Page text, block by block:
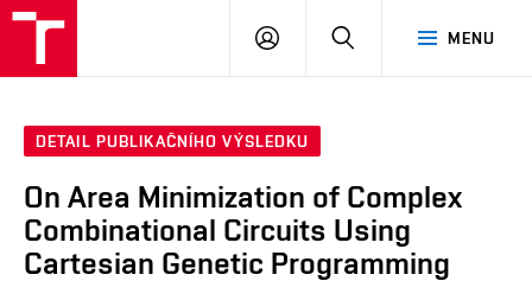
MENU
PŘIHLÁSIT
DETAIL PUBLIKAČNÍHO VÝSLEDKU
On Area Minimization of Complex
Combinational Circuits Using
Cartesian Genetic Programming